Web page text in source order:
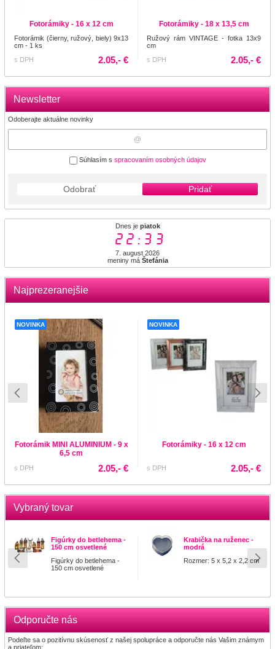
Newsletter
Odoberajte aktuálne novinky
Súhlasím s spracovaním osobných údajov
Odobrať Pridať
Dnes je piatok
22:33
7. august 2026
meniny má Štefánia
Najprezeranejšie
NOVINKA
Fotorámik MINI ALUMINIUM - 9 x
6,5 cm
s DPH 2.05,- €
NOVINKA
Fotorámiky - 16 x 12 cm
s DPH 2.05,- €
Vybraný tovar
Figúrky do betlehema -
150 cm osvetlené
Figúrky do betlehema -
150 cm osvetlené
Krabička na ruženec -
modrá
Rozmer: 5 x 5,2 x 2,2 cm
Odporučte nás
Podeľte sa o pozitívnu skúsenosť z našej spolupráce a odporučte nás Vašim známym
a priateľom:
Fotorámiky - 16 x 12 cm
Fotorámik (čierny, ružový, biely) 9x13
cm - 1 ks
s DPH
2.05,- €
Fotorámiky - 18 x 13,5 cm
Ružový rám VINTAGE - fotka 13x9
cm
s DPH
2.05,- €